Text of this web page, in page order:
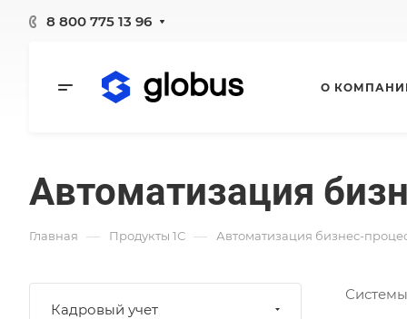
8 800 775 13 96
О
Автоматизация
Главная — Продукты 1С — Автоматизация бизнес-
Кадровый учет